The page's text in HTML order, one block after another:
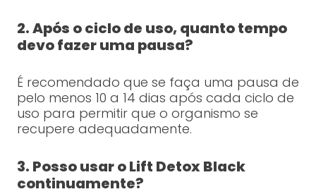
2. Após o ciclo de uso, quanto tempo
devo fazer uma pausa?
É recomendado que se faça uma pausa de
pelo menos 10 a 14 dias após cada ciclo de
uso para permitir que o organismo se
recupere adequadamente.
3. Posso usar o Lift Detox Black
continuamente?